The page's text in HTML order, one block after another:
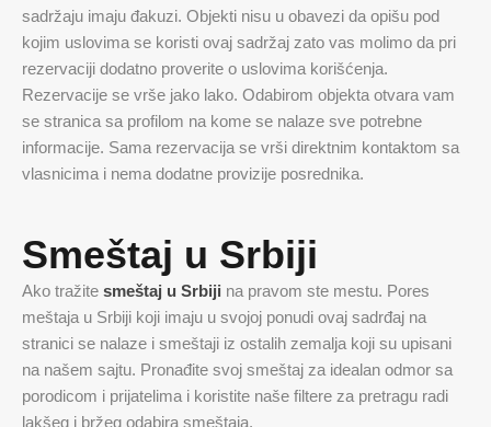
sadržaju imaju đakuzi. Objekti nisu u obavezi da opišu pod
kojim uslovima se koristi ovaj sadržaj zato vas molimo da pri
rezervaciji dodatno proverite o uslovima korišćenja.
Rezervacije se vrše jako lako. Odabirom objekta otvara vam
se stranica sa profilom na kome se nalaze sve potrebne
informacije. Sama rezervacija se vrši direktnim kontaktom sa
vlasnicima i nema dodatne provizije posrednika.
Smeštaj u Srbiji
Ako tražite smeštaj u Srbiji na pravom ste mestu. Pores
meštaja u Srbiji koji imaju u svojoj ponudi ovaj sadrđaj na
stranici se nalaze i smeštaji iz ostalih zemalja koji su upisani
na našem sajtu. Pronađite svoj smeštaj za idealan odmor sa
porodicom i prijatelima i koristite naše filtere za pretragu radi
lakšeg i bržeg odabira smeštaja.